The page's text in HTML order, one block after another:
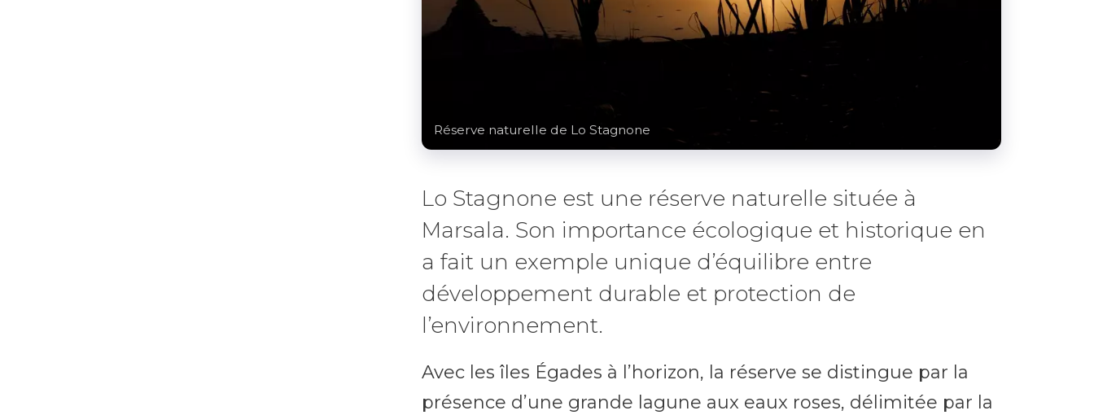
Réserve naturelle de Lo Stagnone
Lo Stagnone est une réserve naturelle située à
Marsala. Son importance écologique et historique en
a fait un exemple unique d’équilibre entre
développement durable et protection de
l’environnement.
Avec les îles Égades à l’horizon, la réserve se distingue par la
présence d’une grande lagune aux eaux roses, délimitée par la